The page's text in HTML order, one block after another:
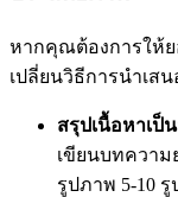
หากคุณต้องการให้ย
เปลี่ยนวิธีการนำเส
สรุปเนื้อหาเป็
เขียนบทความ
รูปภาพ 5-10